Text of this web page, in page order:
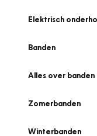
Elektrisch
Banden
Alles over banden
Zomerbanden
Winterbanden